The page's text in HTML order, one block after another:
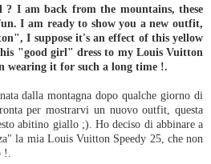
? I am back from the mountains, these
I am ready to show you a new outfit,
I suppose it's an effect of this yellow
"good girl" dress to my Louis Vuitton
wearing it for such a long time !.
dalla montagna dopo qualche giorno di
per mostrarvi un nuovo outfit, questa
abitino giallo ;). Ho deciso di abbinare a
la mia Louis Vuitton Speedy 25, che non